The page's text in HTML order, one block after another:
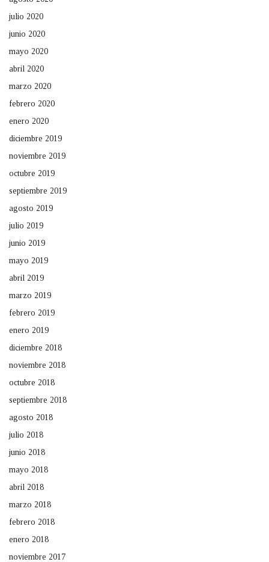
julio 2020
junio 2020
mayo 2020
abril 2020
marzo 2020
febrero 2020
enero 2020
diciembre 2019
noviembre 2019
octubre 2019
septiembre 2019
agosto 2019
julio 2019
junio 2019
mayo 2019
abril 2019
marzo 2019
febrero 2019
enero 2019
diciembre 2018
noviembre 2018
octubre 2018
septiembre 2018
agosto 2018
julio 2018
junio 2018
mayo 2018
abril 2018
marzo 2018
febrero 2018
enero 2018
noviembre 2017